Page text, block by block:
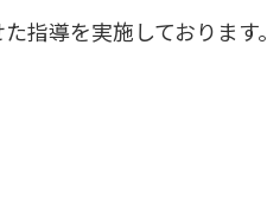
指導を実施しております。